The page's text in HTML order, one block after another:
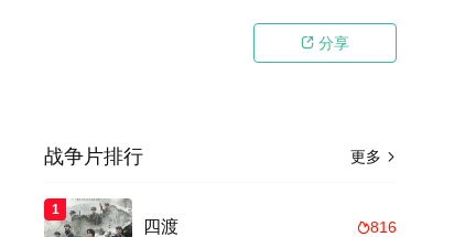
 分享
更多 
战争片排行
1
816
四渡